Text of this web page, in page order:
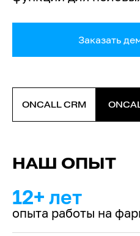
Заказать
ONCALL CRM
НАШ ОПЫТ
12+ лет
опыта работы на